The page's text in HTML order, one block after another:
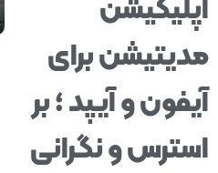
برای
و آیپد ؛ بر
و نگرانی